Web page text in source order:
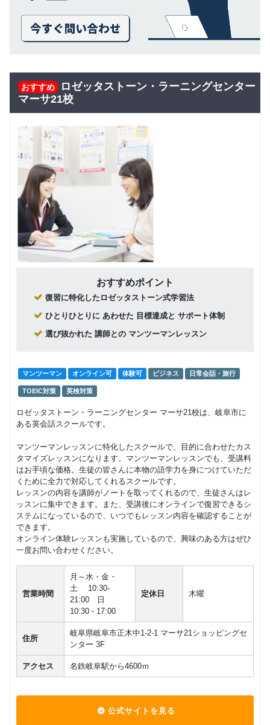
おすすめ
ロゼッタストーン・ラーニングセンター
マーサ21校
おすすめポイント
復習に特化したロゼッタストーン式学習法
ひとりひとりに あわせた 目標達成と サポート体制
選び抜かれた 講師との マンツーマンレッスン
マンツーマン オンライン可 体験可 ビジネス 日常会話・旅行
TOEIC対策 英検対策
ロゼッタストーン・ラーニングセンター マーサ21校は、岐阜市に
ある英会話スクールです。
マンツーマンレッスンに特化したスクールで、目的に合わせたカス
タマイズレッスンになります。マンツーマンレッスンでも、受講料
はお手頃な価格。生徒の皆さんに本物の語学力を身につけていただ
くために全力で対応してくれるスクールです。
レッスンの内容を講師がノートを取ってくれるので、生徒さんはレ
ッスンに集中できます。また、受講後にオンラインで復習できるシ
ステムになっているので、いつでもレッスン内容を確認することが
できます。
オンライン体験レッスンも実施しているので、興味のある方はぜひ
一度お問い合わせください。
営業時間
月～水・金・
土 10:30-
21:00 日
10:30 - 17:00
定休日 木曜
住所
岐阜県岐阜市正木中1-2-1 マーサ21ショッピングセ
ンター 3F
アクセス 名鉄岐阜駅から4600ｍ
公式サイトを見る